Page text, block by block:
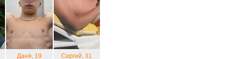
Даня , 19 Сергей , 31